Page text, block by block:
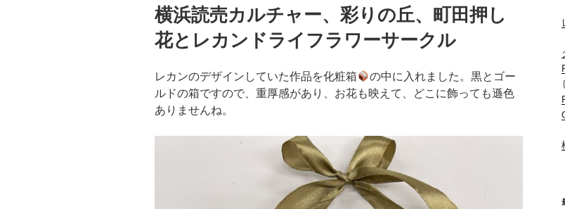
稿
日:
横浜読売カルチャー、彩りの丘、町田押し
花とレカンドライフラワーサークル
レカンのデザインしていた作品を化粧箱
の中に入れました。黒とゴー
ルドの箱ですので、重厚感があり、お花も映えて、どこに飾っても遜色
ありませんね。